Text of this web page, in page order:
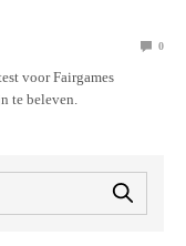
0
voor Fairgames
te beleven.